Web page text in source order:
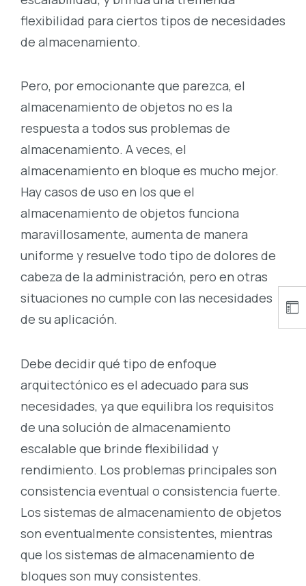
flexibilidad para ciertos tipos de necesidades
de almacenamiento.
Pero, por emocionante que parezca, el
almacenamiento de objetos no es la
respuesta a todos sus problemas de
almacenamiento. A veces, el
almacenamiento en bloque es mucho mejor.
Hay casos de uso en los que el
almacenamiento de objetos funciona
maravillosamente, aumenta de manera
uniforme y resuelve todo tipo de dolores de
cabeza de la administración, pero en otras
situaciones no cumple con las necesidades
de su aplicación.
Debe decidir qué tipo de enfoque
arquitectónico es el adecuado para sus
necesidades, ya que equilibra los requisitos
de una solución de almacenamiento
escalable que brinde flexibilidad y
rendimiento. Los problemas principales son
consistencia eventual o consistencia fuerte.
Los sistemas de almacenamiento de objetos
son eventualmente consistentes, mientras
que los sistemas de almacenamiento de
bloques son muy consistentes.